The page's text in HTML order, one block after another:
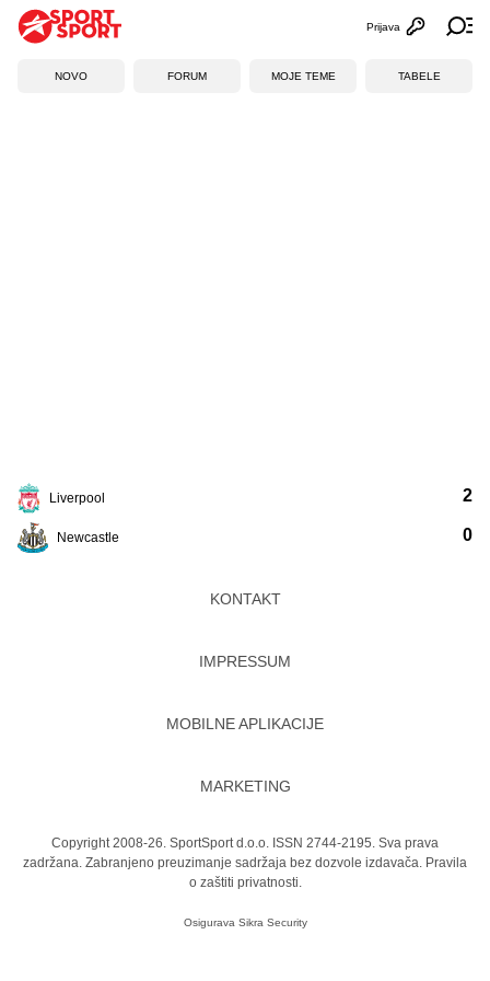
Otvori
Prijava
NOVO FORUM MOJE TEME TABELE
Liverpool
Newcastle
2
0
KONTAKT
IMPRESSUM
MOBILNE APLIKACIJE
MARKETING
Copyright 2008-26. SportSport d.o.o. ISSN 2744-2195. Sva prava
zadržana. Zabranjeno preuzimanje sadržaja bez dozvole izdavača. Pravila
o zaštiti privatnosti.
Osigurava Sikra Security